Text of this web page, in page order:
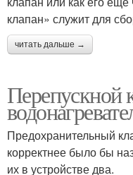
клапан» служит для
читать дальше →
Перепускной
Предохранительный
корректнее было бы
их в устройстве два.